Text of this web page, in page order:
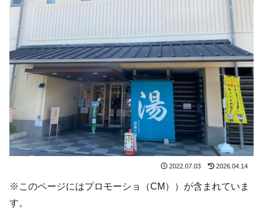
2022.07.03 2026.04.14
※このページにはプロモーショ（CM））が含まれていま
す。